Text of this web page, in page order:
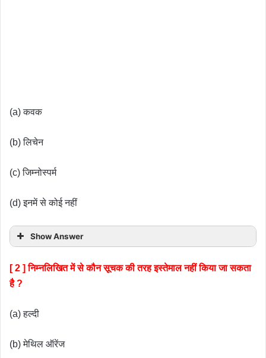
(a) कवक
(b) लिचेन
(c) जिम्नोस्पर्म
(d) इनमें से कोई नहीं
Show Answer
[ 2 ] निम्नलिखित में से कौन सूचक की तरह इस्तेमाल नहीं किया जा सकता
है ?
(a) हल्दी
(b) मेथिल ऑरेंज